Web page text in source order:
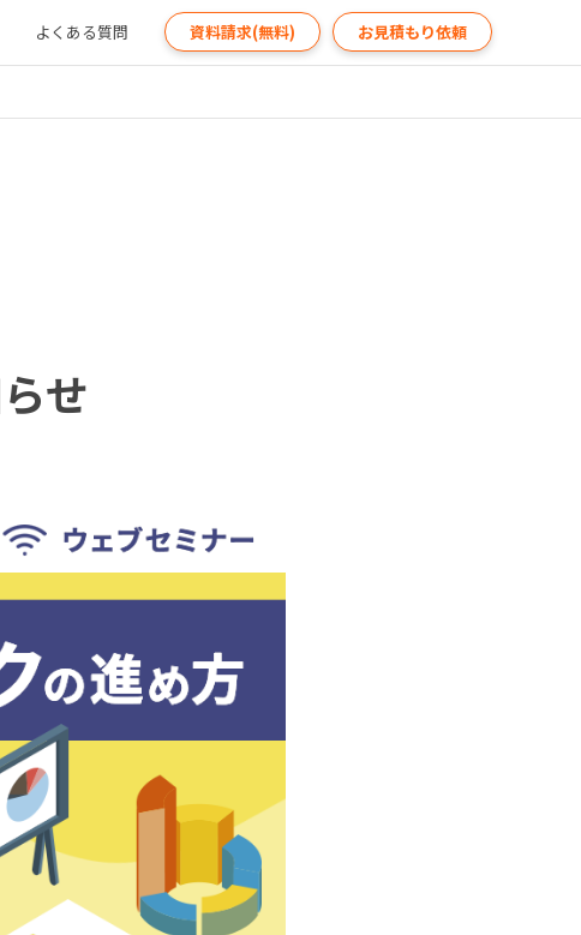
よくある質問 資料請求(無料) お見積もり依頼
せ